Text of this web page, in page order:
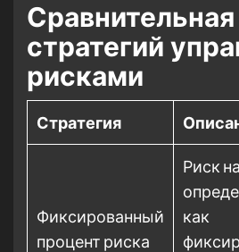
стратегий
рисками
Стратегия
Фиксированный
процент риска
Риск
как